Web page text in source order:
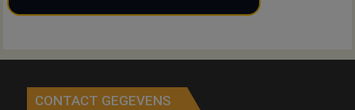
CONTACT GEGEVENS